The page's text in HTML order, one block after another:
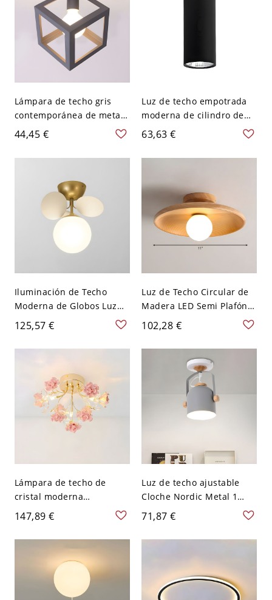
Lámpara de techo gris
contemporánea de metal
con 1 bombilla para
dormitorio cuadrado semi
empotrada
44,45 €
Luz de techo empotrada
moderna de cilindro de
metal con 1 luz - Negro
110 A 120 V 30,48 cm
Blanco
63,63 €
Iluminación de Techo
Moderna de Globos Luz
de Techo Semi Empotrada
de Metal para Sala -
Blanco 110 A 120 V 1
125,57 €
Luz de Techo Circular de
Madera LED Semi Plafón
Modernista para Corredor
- 110 A 120 V Madera
102,28 €
Lámpara de techo de
cristal moderna
semiempotrada con luces
Bi-Pin de cerámica - Rosa
110 A 120 V
147,89 €
Luz de techo ajustable
Cloche Nordic Metal 1
bombilla con asa en gris
para pasillo
71,87 €